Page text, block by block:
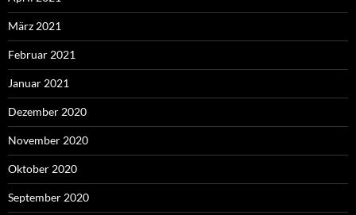
März 2021
Februar 2021
Januar 2021
Dezember 2020
November 2020
Oktober 2020
September 2020